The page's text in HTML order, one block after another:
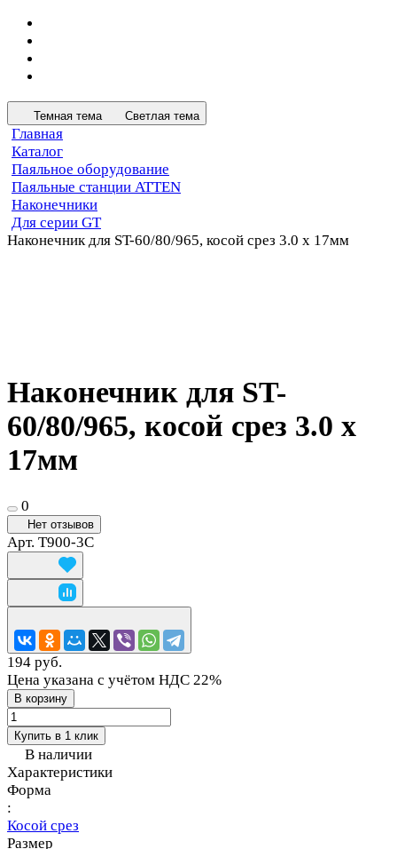
Темная тема Светлая тема
Главная
Каталог
Паяльное оборудование
Паяльные станции ATTEN
Наконечники
Для серии GT
Наконечник для ST-60/80/965, косой срез 3.0 х 17мм
Наконечник для ST-
60/80/965, косой срез 3.0 х
17мм
0
Нет отзывов
Арт. T900-3C
194 руб.
Цена указана с учётом НДС 22%
В корзину
Купить в 1 клик
В наличии
Характеристики
Форма
:
Косой срез
Размер